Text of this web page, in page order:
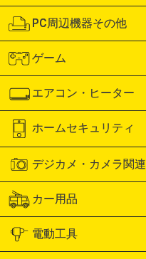
PC周辺機器その他
ゲーム
エアコン・ヒーター
ホームセキュリティ
デジカメ・カメラ関連
カー用品
電動工具